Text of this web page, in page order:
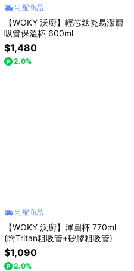
宅配商品
【WOKY 沃廚】輕芯鈦瓷易潔層
吸管保溫杯 600ml
$1,480
2.0%
宅配商品
【WOKY 沃廚】渾圓杯 770ml
(附Tritan粗吸管+矽膠粗吸管)
$1,090
2.0%